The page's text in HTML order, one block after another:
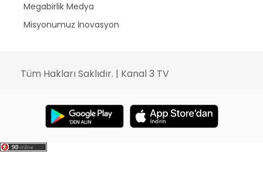
Megabirlik Medya
Misyonumuz İnovasyon
Tüm Hakları Saklıdır. | Kanal 3 TV